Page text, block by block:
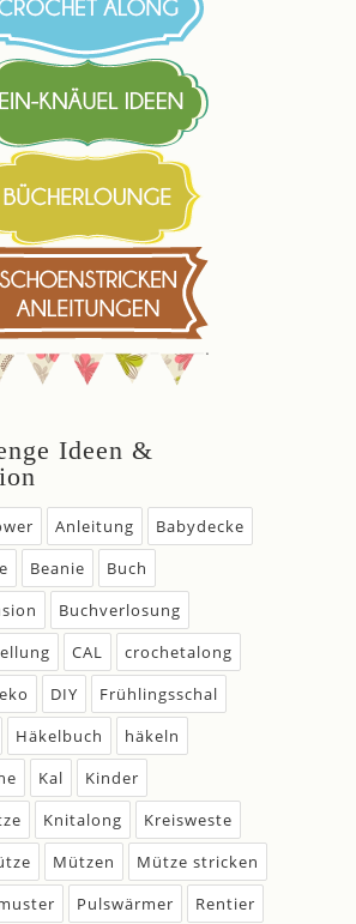
Ideen &
Anleitung
Babydecke
Beanie
Buch
Buchverlosung
CAL
crochetalong
DIY
Frühlingsschal
Häkelbuch
häkeln
Kal
Kinder
Knitalong
Kreisweste
Mützen
Mütze stricken
Pulswärmer
Rentier